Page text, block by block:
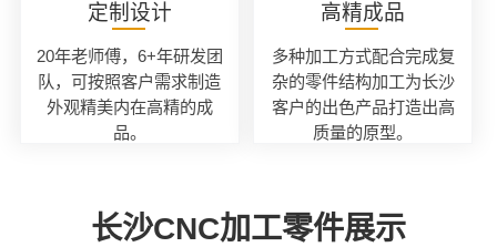
定制设计
20年老师傅，6+年研发团
队，可按照客户需求制造
外观精美内在高精的成
品。
高精成品
多种加工方式配合完成复
杂的零件结构加工为长沙
客户的出色产品打造出高
质量的原型。
长沙CNC加工零件展示